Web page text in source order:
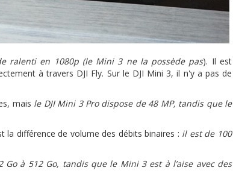
ralenti en 1080p (le Mini 3 ne la possède pas). Il est
à travers DJI Fly. Sur le DJI Mini 3, il n'y a pas de
mais le DJI Mini 3 Pro dispose de 48 MP, tandis que le
la différence de volume des débits binaires : il est de 100
à 512 Go, tandis que le Mini 3 est à l’aise avec des